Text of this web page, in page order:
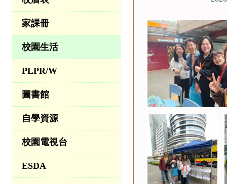
家課冊
校園生活
PLPR/W
圖書館
自學資源
校園電視台
ESDA